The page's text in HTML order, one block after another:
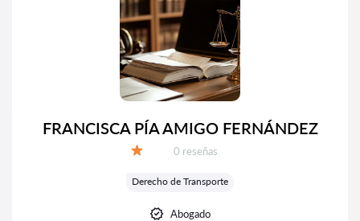
FRANCISCA PÍA AMIGO FERNÁNDEZ
Número de reseñas:
0 reseñas
Derecho de Transporte
Abogado